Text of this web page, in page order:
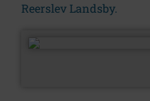
Reerslev Landsby.